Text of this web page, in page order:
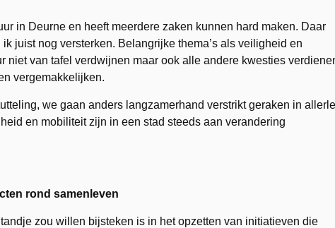
in Deurne en heeft meerdere zaken kunnen hard maken. Daar
juist nog versterken. Belangrijke thema’s als veiligheid en
niet van tafel verdwijnen maar ook alle andere kwesties
vergemakkelijken.
we gaan anders langzamerhand verstrikt geraken in
en mobiliteit zijn in een stad steeds aan verandering
rond samenleven
zou willen bijsteken is in het opzetten van initiatieven die